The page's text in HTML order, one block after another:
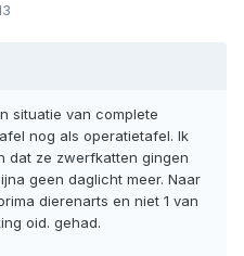
situatie van complete
nog als operatietafel. Ik
dat ze zwerfkatten gingen
geen daglicht meer. Naar
dierenarts en niet 1 van
oid. gehad.